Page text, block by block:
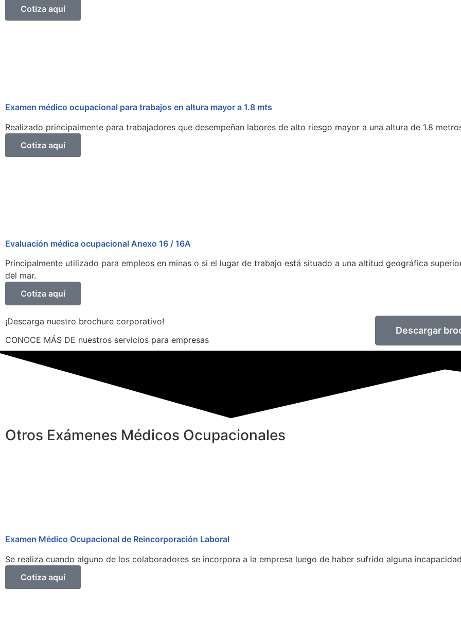
Cotiza aquí
Examen médico ocupacional para trabajos en altura mayor a 1.8 mts
Realizado principalmente para trabajadores que desempeñan labores de alto riesgo mayor a una altura de 1.8
Cotiza aquí
Evaluación médica ocupacional Anexo 16 / 16A
Principalmente utilizado para empleos en minas o si el lugar de trabajo está situado a una altitud geográfica
del mar.
Cotiza aquí
¡Descarga nuestro brochure corporativo!
CONOCE MÁS DE nuestros servicios para empresas
Descargar
Otros Exámenes Médicos Ocupacionales
Examen Médico Ocupacional de Reincorporación Laboral
Se realiza cuando alguno de los colaboradores se incorpora a la empresa luego de haber sufrido alguna
Cotiza aquí